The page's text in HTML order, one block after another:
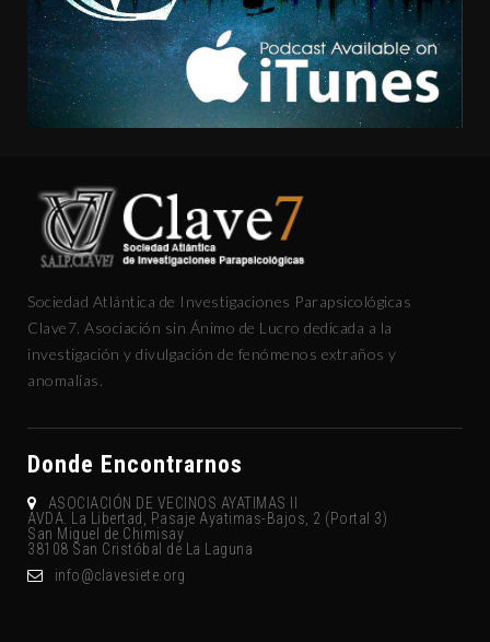
Sociedad Atlántica de Investigaciones Parapsicológicas
Clave7. Asociación sin Ánimo de Lucro dedicada a la
investigación y divulgación de fenómenos extraños y
anomalías.
Donde Encontrarnos
ASOCIACIÓN DE VECINOS AYATIMAS II
AVDA. La Libertad, Pasaje Ayatimas-Bajos, 2 (Portal 3)
San Miguel de Chimisay
38108 San Cristóbal de La Laguna
gro.eteisevalc@ofni